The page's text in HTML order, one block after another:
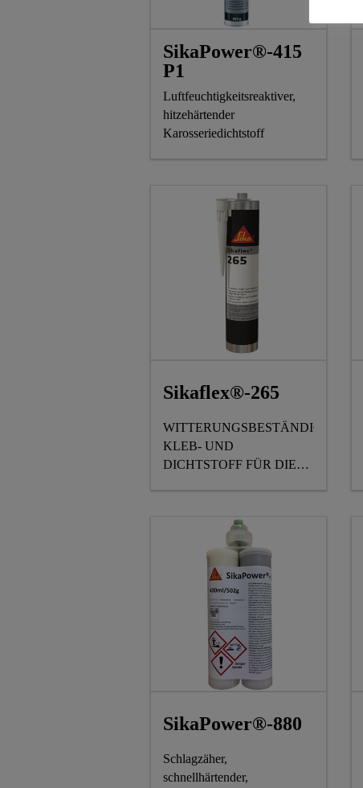
SikaPower®-415
P1
Luftfeuchtigkeitsreaktiver,
hitzehärtender
Karosseriedichtstoff
Sikaflex®-265
WITTERUNGSBESTÄNDIGER
KLEB- UND
DICHTSTOFF FÜR DIE
SikaPower®-880
Schlagzäher,
schnellhärtender,